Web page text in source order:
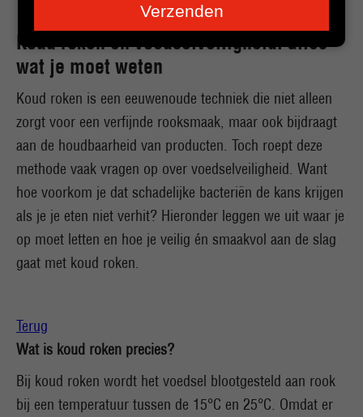
Koud roken en voedselveiligheid: alles
wat je moet weten
Koud roken is een eeuwenoude techniek die niet alleen
zorgt voor een verfijnde rooksmaak, maar ook bijdraagt
aan de houdbaarheid van producten. Toch roept deze
methode vaak vragen op over voedselveiligheid. Want
hoe voorkom je dat schadelijke bacteriën de kans krijgen
als je je eten niet verhit? Hieronder leggen we uit waar je
op moet letten en hoe je veilig én smaakvol aan de slag
gaat met koud roken.
Terug
Wat is koud roken precies?
Bij koud roken wordt het voedsel blootgesteld aan rook
bij een temperatuur tussen de 15°C en 25°C. Omdat er
in
Verzenden